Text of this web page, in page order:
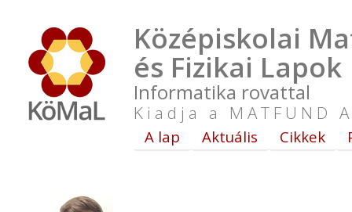
Középiskolai
és Fizikai Lapok
Informatika rovattal
Kiadja a MATFUND
A lap Aktuális Cikkek